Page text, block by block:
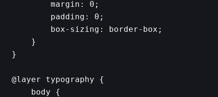
        margin: 0;
        padding: 0;
        box-sizing: border-box;
    }
}
@layer typography {
    body {